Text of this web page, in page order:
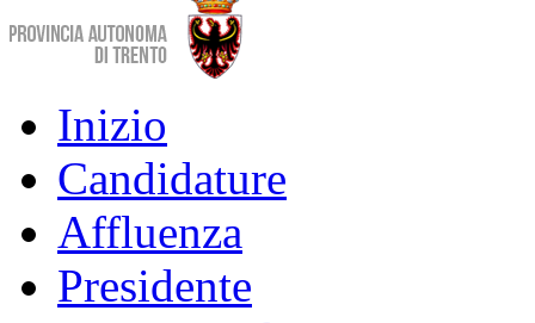
Inizio
Candidature
Affluenza
Presidente